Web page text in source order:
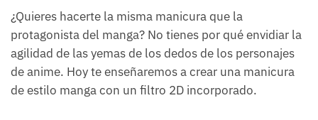
¿Quieres hacerte la misma manicura que la
protagonista del manga? No tienes por qué envidiar la
agilidad de las yemas de los dedos de los personajes
de anime. Hoy te enseñaremos a crear una manicura
de estilo manga con un filtro 2D incorporado.